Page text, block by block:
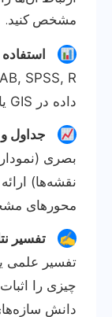
مشخص کنید.
داده در GIS یا نرم‌افزارهای مدل‌سازی.
جداول و
بصری
نقشه‌ها)
محورهای
✍️ تفسیر
تفسیر علمی
چیزی را
دانش